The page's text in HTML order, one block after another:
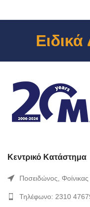
Κεντρικό Κατάστημα
Ποσειδώνος, Φοίνικας
Τηλέφωνο: 2310